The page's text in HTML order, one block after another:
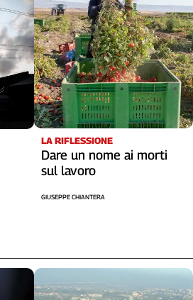
LA RIFLESSIONE
Dare un nome ai morti
sul lavoro
GIUSEPPE CHIANTERA